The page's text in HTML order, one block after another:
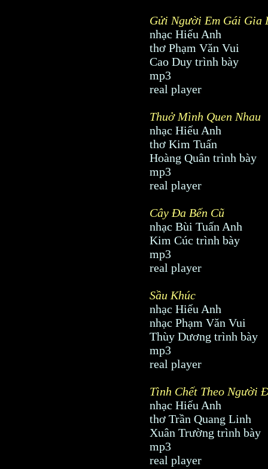
Gửi Người Em Gái Gia
nhạc Hiếu Anh
thơ Phạm Văn Vui
Cao Duy trình bày
mp3
real player
Thuở Mình Quen Nhau
nhạc Hiếu Anh
thơ Kim Tuấn
Hoàng Quân trình bày
mp3
real player
Cây Ða Bến Cũ
nhạc Bùi Tuấn Anh
Kim Cúc trình bày
mp3
real player
Sầu Khúc
nhạc Hiếu Anh
nhạc Phạm Văn Vui
Thùy Dương trình bày
mp3
real player
Tình Chết Theo Người
nhạc Hiếu Anh
thơ Trần Quang Linh
Xuân Trường trình bày
mp3
real player